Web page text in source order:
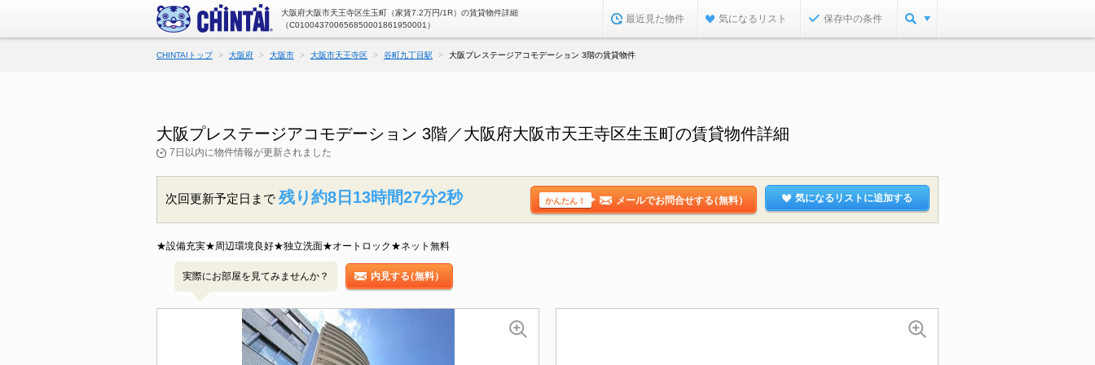
大阪府大阪市天王寺区生玉町（家賃7.2万円/1R）の賃貸物件詳細
（C010043700656850001861950001）
最近見た物件 気になるリスト 保存中の条件
CHINTAIトップ 大阪府 大阪市 大阪市天王寺区 谷町九丁目駅 大阪プレステージアコモデーション 3階の賃貸物件
大阪プレステージアコモデーション 3階／大阪府大阪市天王寺区生玉町の賃貸物件詳細
7日以内に物件情報が更新されました
次回更新予定日まで 残り約8日13時間27分1秒 かんたん！ メールでお問合せする（無料） 気になるリストに追加する
★設備充実★周辺環境良好★独立洗面★オートロック★ネット無料
実際にお部屋を見てみませんか？ 内見する（無料）